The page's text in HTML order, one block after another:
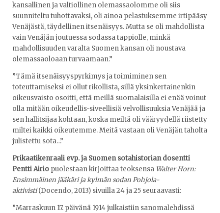
kansallinen ja valtiollinen olemassaolomme oli siis
suunniteltu tuhottavaksi, oli ainoa pelastuksemme irtipääsy
Venäjästä, täydellinen itsenäisyys. Mutta se oli mahdollista
vain Venäjän joutuessa sodassa tappiolle, minkä
mahdollisuuden varalta Suomen kansan oli noustava
olemassaoloaan turvaamaan.”
”Tämä itsenäisyyspyrkimys ja toimiminen sen
toteuttamiseksi ei ollut rikollista, sillä yksinkertainenkin
oikeusvaisto osoitti, että meillä suomalaisilla ei enää voinut
olla mitään oikeudellis-siveellisiä velvollisuuksia Venäjää ja
sen hallitsijaa kohtaan, koska meiltä oli vääryydellä riistetty
miltei kaikki oikeutemme. Meitä vastaan oli Venäjän taholta
julistettu sota…”
Prikaatikenraali evp. ja Suomen sotahistorian dosentti
Pentti Airio puolestaan kirjoittaa teoksensa Walter Horn:
Ensimmäinen jääkäri ja kylmän sodan Pohjola-
aktivisti(Docendo, 2013) sivuilla 24 ja 25 seuraavasti:
”Marraskuun 17. päivänä 1914 julkaistiin sanomalehdissä